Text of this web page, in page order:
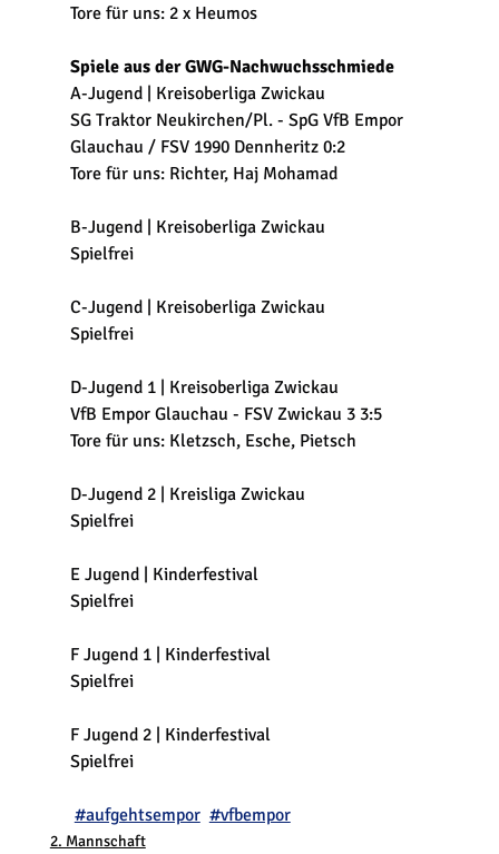
Tore für uns: 2 x Heumos
Spiele aus der GWG-Nachwuchsschmiede
A-Jugend | Kreisoberliga Zwickau
SG Traktor Neukirchen/Pl. - SpG VfB Empor
Glauchau / FSV 1990 Dennheritz 0:2
Tore für uns: Richter, Haj Mohamad
B-Jugend | Kreisoberliga Zwickau
Spielfrei
C-Jugend | Kreisoberliga Zwickau
Spielfrei
D-Jugend 1 | Kreisoberliga Zwickau
VfB Empor Glauchau - FSV Zwickau 3 3:5
Tore für uns: Kletzsch, Esche, Pietsch
D-Jugend 2 | Kreisliga Zwickau
Spielfrei
E Jugend | Kinderfestival
Spielfrei
F Jugend 1 | Kinderfestival
Spielfrei
F Jugend 2 | Kinderfestival
Spielfrei
#aufgehtsempor #vfbempor
2. Mannschaft